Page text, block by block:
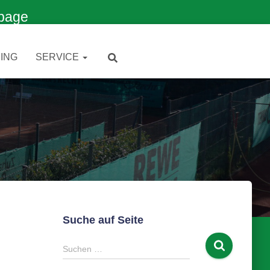
SERVICE
Suche auf Seite
S
u
Suchen …